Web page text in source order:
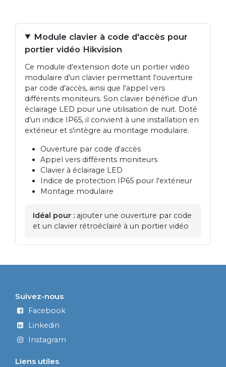
Module clavier à code d'accès pour
portier vidéo Hikvision
Ce module d'extension dote un portier vidéo
modulaire d'un clavier permettant l'ouverture
par code d'accès, ainsi que l'appel vers
différents moniteurs. Son clavier bénéficie d'un
éclairage LED pour une utilisation de nuit. Doté
d'un indice IP65, il convient à une installation en
extérieur et s'intègre au montage modulaire.
Ouverture par code d'accès
Appel vers différents moniteurs
Clavier à éclairage LED
Indice de protection IP65 pour l'extérieur
Montage modulaire
Idéal pour : ajouter une ouverture par code
et un clavier rétroéclairé à un portier vidéo
Liens utiles
Suivez-nous
Facebook
Linkedin
Instagram